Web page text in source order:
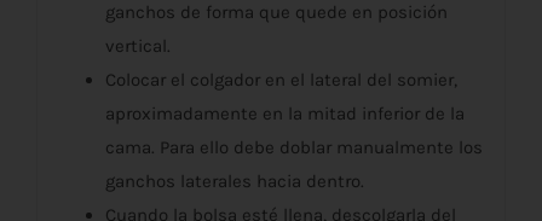
ganchos de forma que quede en posición
vertical.
Colocar el colgador en el lateral del somier,
aproximadamente en la mitad inferior de la
cama. Para ello debe doblar manualmente los
ganchos laterales hacia dentro.
Cuando la bolsa esté llena, descolgarla del